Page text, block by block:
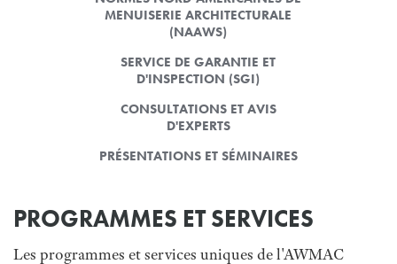
MENUISERIE ARCHITECTURALE
(NAAWS)
SERVICE DE GARANTIE ET
D'INSPECTION (SGI)
CONSULTATIONS ET AVIS
D'EXPERTS
PRÉSENTATIONS ET SÉMINAIRES
PROGRAMMES ET SERVICES
Les programmes et services uniques de l'AWMAC